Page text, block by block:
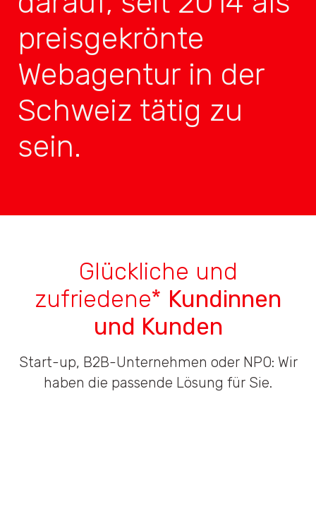
preisgekrönte
Webagentur in der
Schweiz tätig zu
sein.
Glückliche und
zufriedene* Kundinnen
und Kunden
Start-up, B2B-Unternehmen oder NPO: Wir
haben die passende Lösung für Sie.